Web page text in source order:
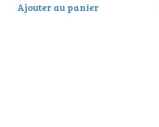
Ajouter au panier